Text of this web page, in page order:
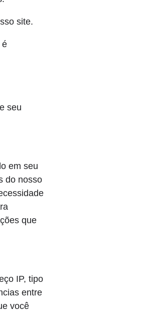
site.
é
seu
em seu
do nosso
que
IP, tipo
entre
você